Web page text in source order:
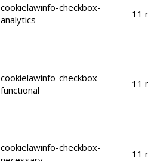
cookielawinfo-checkbox-
analytics
11
cookielawinfo-checkbox-
functional
11
cookielawinfo-checkbox-
11